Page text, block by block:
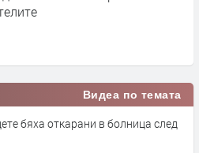
Видеа по темата
бяха откарани в болница след